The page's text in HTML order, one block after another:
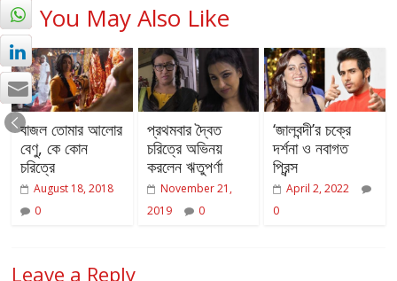
You May Also Like
বাজল তোমার আলোর
বেণু, কে কোন
চরিত্রে
August 18, 2018
0
প্রথমবার দ্বৈত
চরিত্রে অভিনয়
করলেন ঋতুপর্ণা
November 21,
2019
0
‘জালবন্দী’র চক্রে
দর্শনা ও নবাগত
প্রিন্স
April 2, 2022
0
Leave a Reply